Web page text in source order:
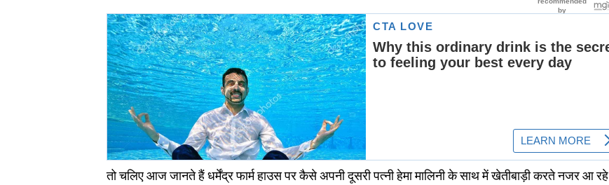
तो चलिए आज जानते हैं धर्मेंद्र फार्म हाउस पर कैसे अपनी दूसरी पत्नी हेमा मालिनी के साथ में खेतीबाड़ी करते नजर आ रहे